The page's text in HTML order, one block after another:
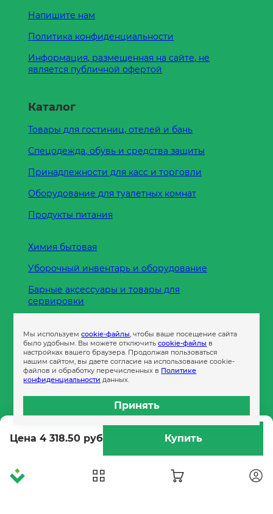
Цена 4 318.50 руб Купить
Напишите нам
Политика конфиденциальности
Информация, размещенная на сайте, не
является публичной офертой
Каталог
Товары для гостиниц, отелей и бань
Спецодежда, обувь и средства защиты
Принадлежности для касс и торговли
Оборудование для туалетных комнат
Продукты питания
Химия бытовая
Уборочный инвентарь и оборудование
Барные аксессуары и товары для
сервировки
Пленка
Пакеты и сумки
Контейнеры
Бумага офисная
Гигиеническая продукция
Мы используемcookie-файлы, чтобы ваше посещение сайта
было удобным. Вы можете отключитьcookie-файлы в
настройках вашего браузера. Продолжая пользоваться
нашим сайтом, вы даете согласие на использование cookie-
файлов и обработку перечисленных в Политике
конфиденциальности данных.
Принять